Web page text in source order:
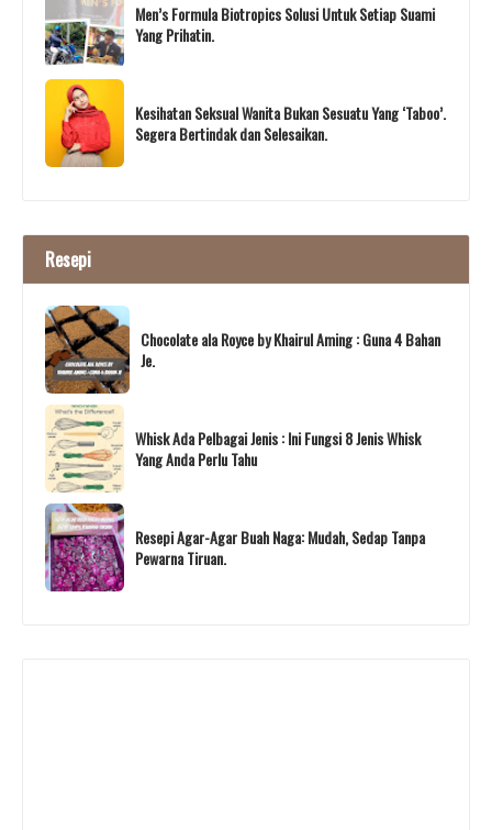
Men’s Formula Biotropics Solusi Untuk Setiap Suami
Yang Prihatin.
Kesihatan Seksual Wanita Bukan Sesuatu Yang ‘Taboo’.
Segera Bertindak dan Selesaikan.
Resepi
Chocolate ala Royce by Khairul Aming : Guna 4 Bahan
Je.
Whisk Ada Pelbagai Jenis : Ini Fungsi 8 Jenis Whisk
Yang Anda Perlu Tahu
Resepi Agar-Agar Buah Naga: Mudah, Sedap Tanpa
Pewarna Tiruan.